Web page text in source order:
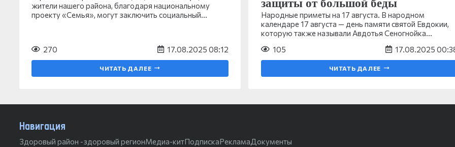
жители нашего района, благодаря национальному
проекту «Семья», могут заключить социальный…
270 17.08.2025 08:12
ЧИТАТЬ ДАЛЕЕ
защиты от большой беды
Народные приметы на 17 августа. В народном
календаре 17 августа — день памяти святой Евдокии,
которую также называли Авдотья Сеногнойка…
105
17.08.2025
ЧИТАТЬ ДАЛЕЕ
Навигация
Здоровый район -здоровый регионМедиа-китПодпискаРекламаДокументы